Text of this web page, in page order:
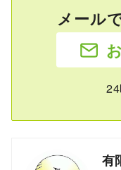
メール
有